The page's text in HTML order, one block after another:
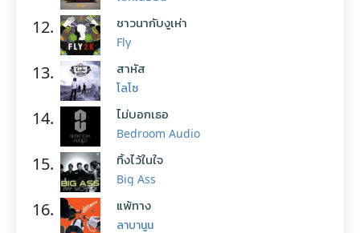
12. ชาวนากับงูเห่า
Fly
13. สาหัส
โลโซ
14. ไม่บอกเธอ
Bedroom Audio
15. ทิ้งไว้ในใจ
Big Ass
16. แพ้ทาง
ลาบานูน